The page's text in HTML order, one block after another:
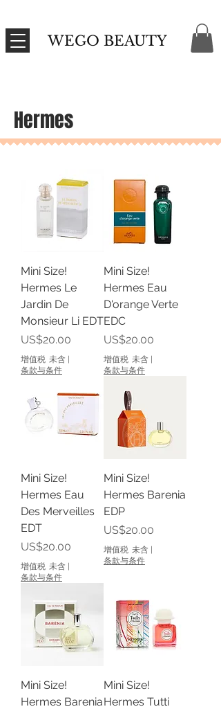
WEGO BEAUTY
Hermes
Mini Size!
Hermes Le
Jardin De
Monsieur Li EDT
價格
US$20.00
增值税 未含 |
条款与条件
Mini Size!
Hermes Eau
D'orange Verte
EDC
價格
US$20.00
增值税 未含 |
条款与条件
Mini Size!
Hermes Eau
Des Merveilles
EDT
價格
US$20.00
增值税 未含 |
条款与条件
Mini Size!
Hermes Barenia
EDP
價格
US$20.00
增值税 未含 |
条款与条件
Mini Size!
Hermes Barenia
Mini Size!
Hermes Tutti